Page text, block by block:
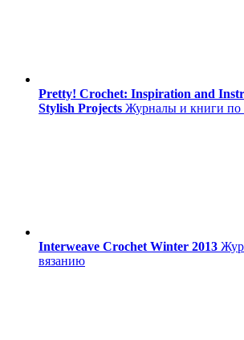
Pretty! Crochet: Inspiration and
Stylish Projects Журналы и книги по
Interweave Crochet Winter 2013
вязанию